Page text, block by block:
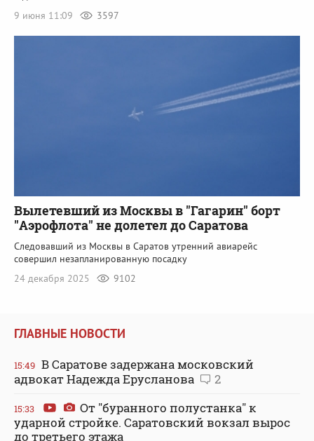
9 июня 11:09
3597
Вылетевший из Москвы в "Гагарин" борт
"Аэрофлота" не долетел до Саратова
Следовавший из Москвы в Саратов утренний авиарейс
совершил незапланированную посадку
24 декабря 2025
9102
ГЛАВНЫЕ НОВОСТИ
15:49 В Саратове задержана московский
адвокат Надежда Ерусланова
2
15:33
От "буранного полустанка" к
ударной стройке. Саратовский вокзал вырос
до третьего этажа